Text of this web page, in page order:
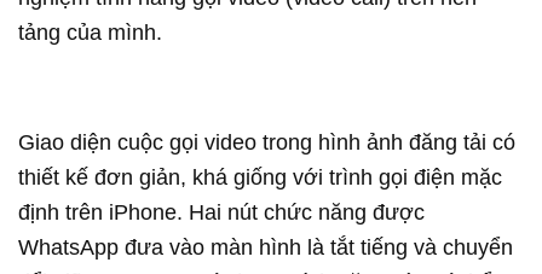
tảng của mình.
Giao diện cuộc gọi video trong hình ảnh đăng tải có
thiết kế đơn giản, khá giống với trình gọi điện mặc
định trên iPhone. Hai nút chức năng được
WhatsApp đưa vào màn hình là tắt tiếng và chuyển